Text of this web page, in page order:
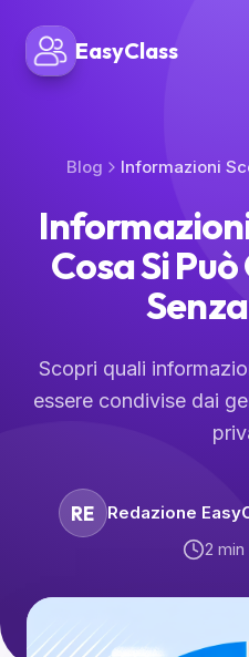
EasyClass
Blog
Cosa Si
Scopri quali
essere condivise dai
RE Redazione
2 min